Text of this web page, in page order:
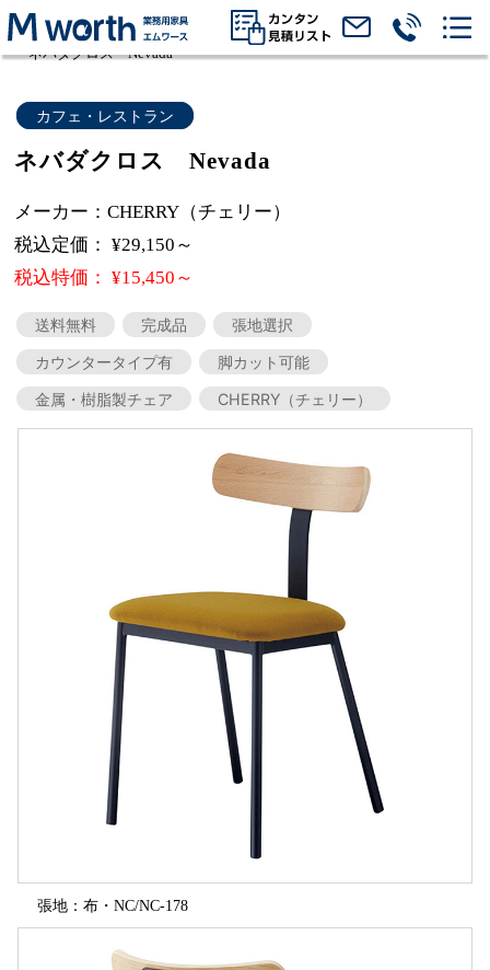
業務用家具エムワース
steel chair
ネバダクロス Nevada
カフェ・レストラン
ネバダクロス Nevada
メーカー：CHERRY（チェリー）
税込定価： ¥29,150～
税込特価： ¥15,450～
送料無料 完成品
張地選択
カウンタータイプ有
脚カット可能
金属・樹脂製チェア
CHERRY（チェリー）
張地：布・NC/NC-178